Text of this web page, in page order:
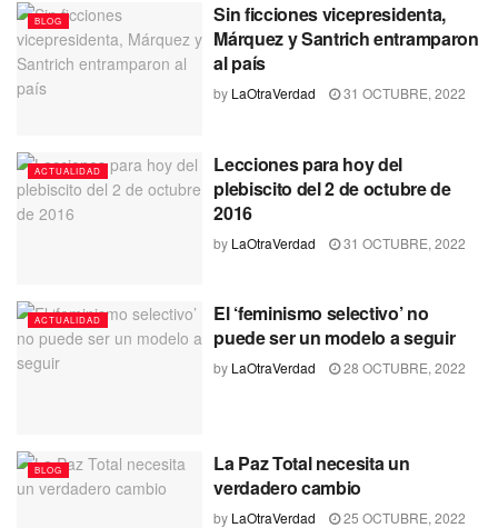
BLOG
Sin ficciones vicepresidenta,
Márquez y Santrich entramparon
al país
by LaOtraVerdad 31 OCTUBRE, 2022
ACTUALIDAD
Lecciones para hoy del
plebiscito del 2 de octubre de
2016
by LaOtraVerdad 31 OCTUBRE, 2022
ACTUALIDAD
El ‘feminismo selectivo’ no
puede ser un modelo a seguir
by LaOtraVerdad 28 OCTUBRE, 2022
BLOG
La Paz Total necesita un
verdadero cambio
by LaOtraVerdad 25 OCTUBRE, 2022